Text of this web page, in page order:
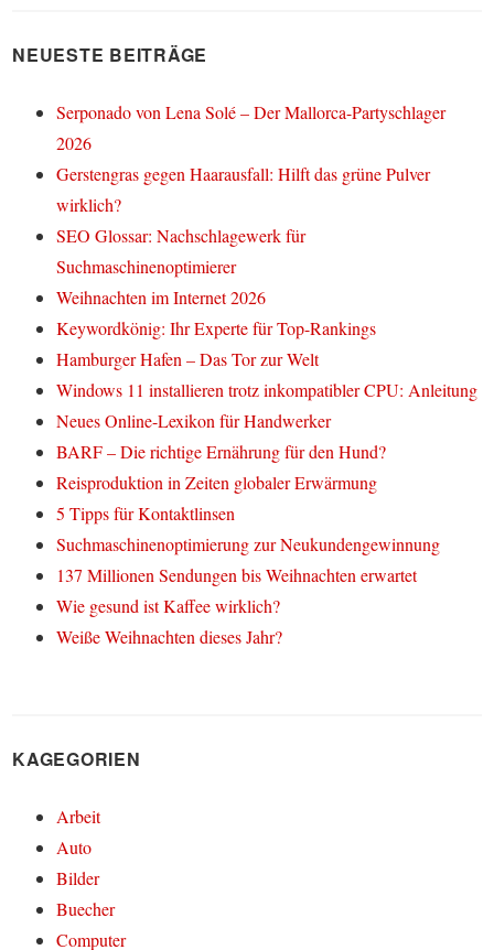
NEUESTE BEITRÄGE
Serponado von Lena Solé – Der Mallorca-Partyschlager
2026
Gerstengras gegen Haarausfall: Hilft das grüne Pulver
wirklich?
SEO Glossar: Nachschlagewerk für
Suchmaschinenoptimierer
Weihnachten im Internet 2026
Keywordkönig: Ihr Experte für Top-Rankings
Hamburger Hafen – Das Tor zur Welt
Windows 11 installieren trotz inkompatibler CPU: Anleitung
Neues Online-Lexikon für Handwerker
BARF – Die richtige Ernährung für den Hund?
Reisproduktion in Zeiten globaler Erwärmung
5 Tipps für Kontaktlinsen
Suchmaschinenoptimierung zur Neukundengewinnung
137 Millionen Sendungen bis Weihnachten erwartet
Wie gesund ist Kaffee wirklich?
Weiße Weihnachten dieses Jahr?
KAGEGORIEN
Arbeit
Auto
Bilder
Buecher
Computer